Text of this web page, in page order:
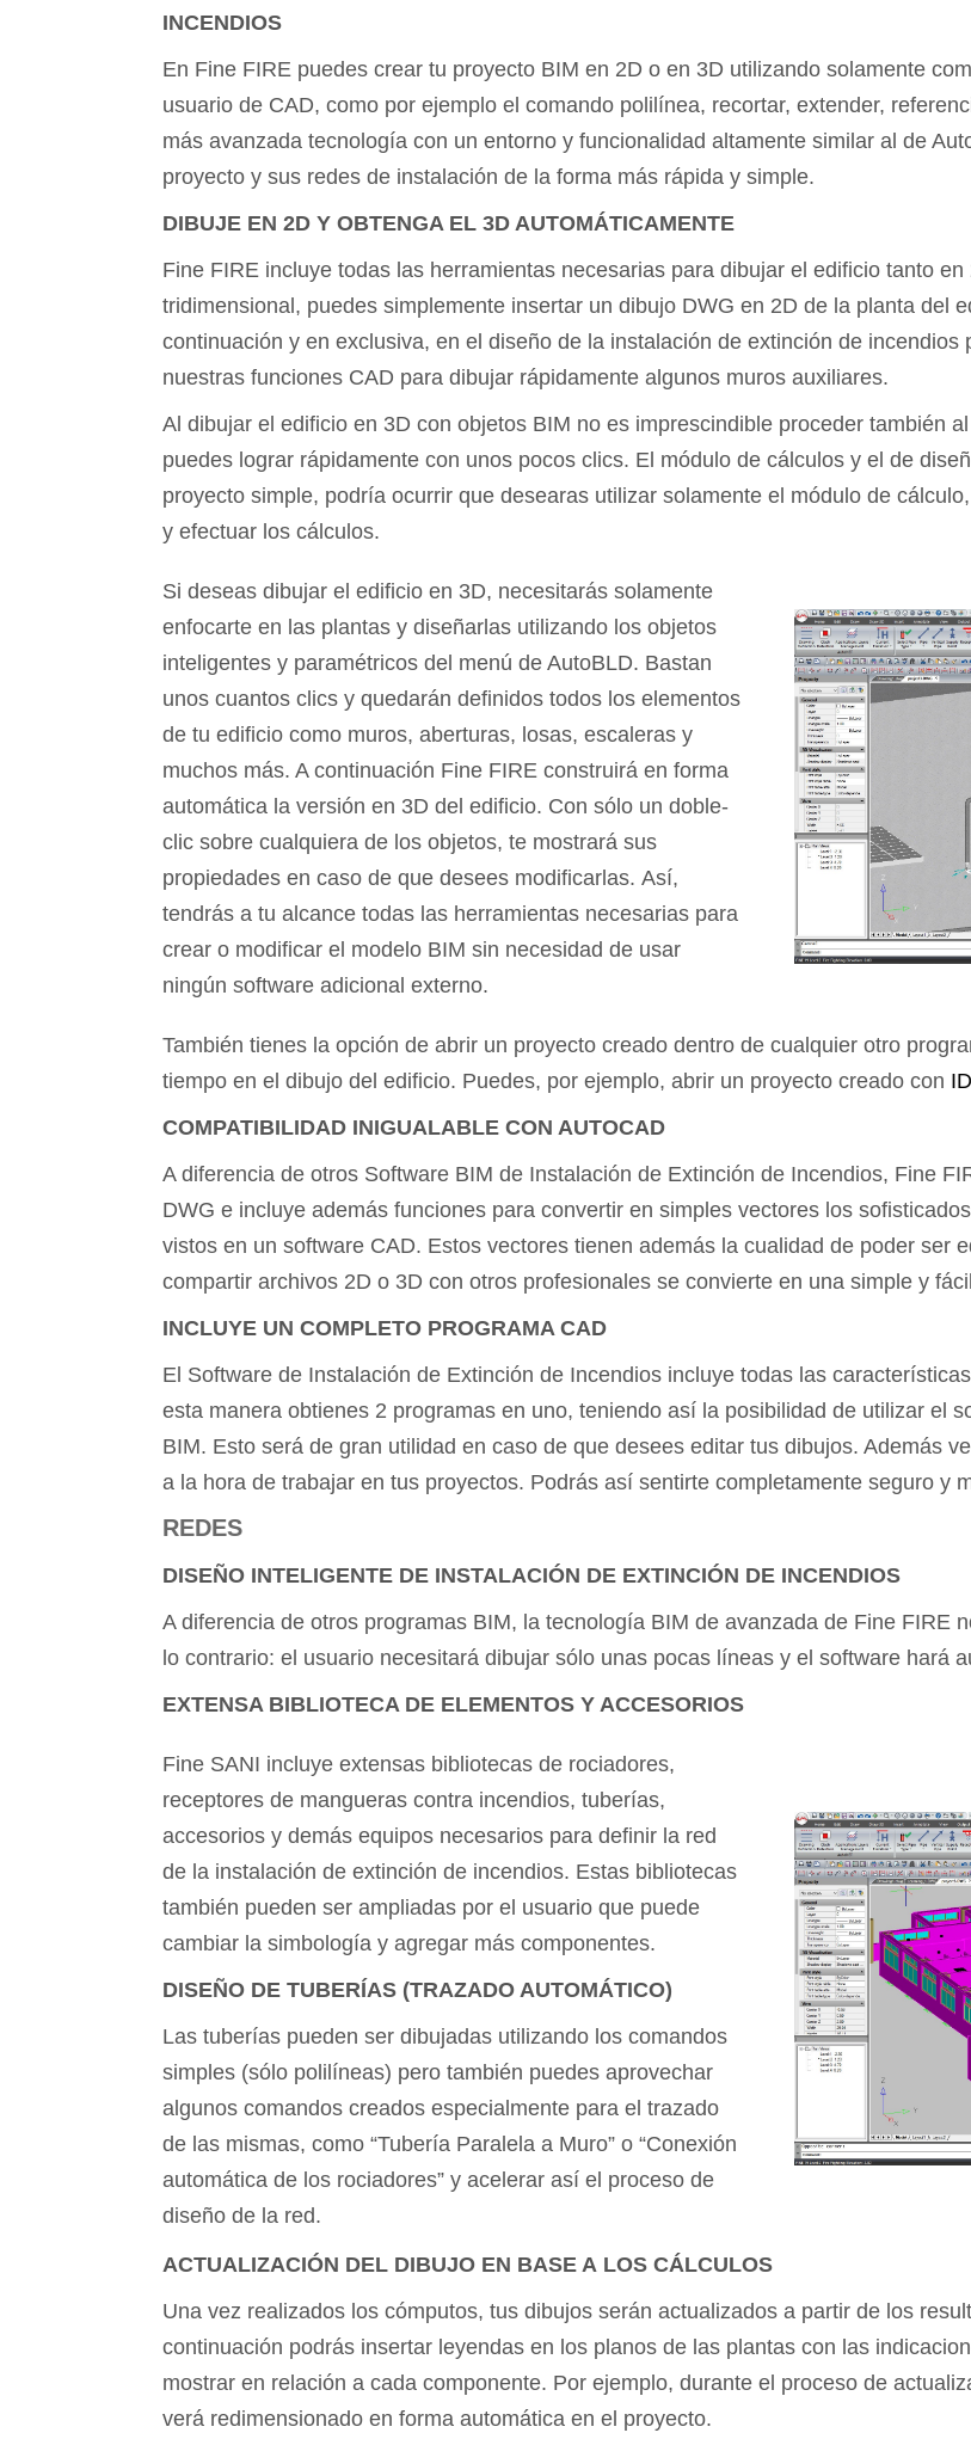
INCENDIOS
En Fine FIRE puedes crear tu proyecto BIM en 2D o en 3D utilizando solamente
usuario de CAD, como por ejemplo el comando polilínea, recortar, extender,
más avanzada tecnología con un entorno y funcionalidad altamente similar al de
proyecto y sus redes de instalación de la forma más rápida y simple.
DIBUJE EN 2D Y OBTENGA EL 3D AUTOMÁTICAMENTE
Fine FIRE incluye todas las herramientas necesarias para dibujar el edificio tanto
tridimensional, puedes simplemente insertar un dibujo DWG en 2D de la planta del
continuación y en exclusiva, en el diseño de la instalación de extinción de
nuestras funciones CAD para dibujar rápidamente algunos muros auxiliares.
Al dibujar el edificio en 3D con objetos BIM no es imprescindible proceder también
puedes lograr rápidamente con unos pocos clics. El módulo de cálculos y el de
proyecto simple, podría ocurrir que desearas utilizar solamente el módulo de
y efectuar los cálculos.
Si deseas dibujar el edificio en 3D, necesitarás solamente
enfocarte en las plantas y diseñarlas utilizando los objetos
inteligentes y paramétricos del menú de AutoBLD. Bastan
unos cuantos clics y quedarán definidos todos los elementos
de tu edificio como muros, aberturas, losas, escaleras y
muchos más. A continuación Fine FIRE construirá en forma
automática la versión en 3D del edificio. Con sólo un doble-
clic sobre cualquiera de los objetos, te mostrará sus
propiedades en caso de que desees modificarlas. Así,
tendrás a tu alcance todas las herramientas necesarias para
crear o modificar el modelo BIM sin necesidad de usar
ningún software adicional externo.
También tienes la opción de abrir un proyecto creado dentro de cualquier otro
tiempo en el dibujo del edificio. Puedes, por ejemplo, abrir un proyecto creado con
COMPATIBILIDAD INIGUALABLE CON AUTOCAD
A diferencia de otros Software BIM de Instalación de Extinción de Incendios, Fine
DWG e incluye además funciones para convertir en simples vectores los
vistos en un software CAD. Estos vectores tienen además la cualidad de poder ser
compartir archivos 2D o 3D con otros profesionales se convierte en una simple y
INCLUYE UN COMPLETO PROGRAMA CAD
El Software de Instalación de Extinción de Incendios incluye todas las
esta manera obtienes 2 programas en uno, teniendo así la posibilidad de utilizar el
BIM. Esto será de gran utilidad en caso de que desees editar tus dibujos. Además
a la hora de trabajar en tus proyectos. Podrás así sentirte completamente seguro y
REDES
DISEÑO INTELIGENTE DE INSTALACIÓN DE EXTINCIÓN DE INCENDIOS
A diferencia de otros programas BIM, la tecnología BIM de avanzada de Fine FIRE
lo contrario: el usuario necesitará dibujar sólo unas pocas líneas y el software hará
EXTENSA BIBLIOTECA DE ELEMENTOS Y ACCESORIOS
Fine SANI incluye extensas bibliotecas de rociadores,
receptores de mangueras contra incendios, tuberías,
accesorios y demás equipos necesarios para definir la red
de la instalación de extinción de incendios. Estas bibliotecas
también pueden ser ampliadas por el usuario que puede
cambiar la simbología y agregar más componentes.
DISEÑO DE TUBERÍAS (TRAZADO AUTOMÁTICO)
Las tuberías pueden ser dibujadas utilizando los comandos
simples (sólo polilíneas) pero también puedes aprovechar
algunos comandos creados especialmente para el trazado
de las mismas, como “Tubería Paralela a Muro” o “Conexión
automática de los rociadores” y acelerar así el proceso de
diseño de la red.
ACTUALIZACIÓN DEL DIBUJO EN BASE A LOS CÁLCULOS
Una vez realizados los cómputos, tus dibujos serán actualizados a partir de los
continuación podrás insertar leyendas en los planos de las plantas con las
mostrar en relación a cada componente. Por ejemplo, durante el proceso de
verá redimensionado en forma automática en el proyecto.